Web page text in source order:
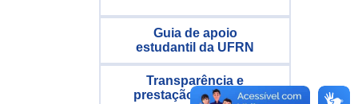
Guia de apoio
estudantil da UFRN
Transparência e
prestação de contas